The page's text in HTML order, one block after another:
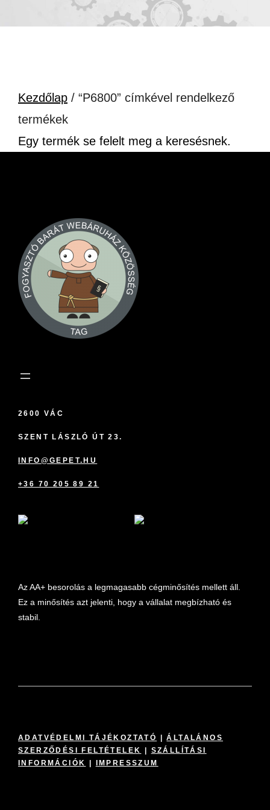
Kezdőlap / “P6800” címkével rendelkező
termékek
Egy termék se felelt meg a keresésnek.
2600 VÁC
SZENT LÁSZLÓ ÚT 23.
INFO@GEPET.HU
+36 70 205 89 21
Az AA+ besorolás a legmagasabb cégminősítés mellett áll.
Ez a minősítés azt jelenti, hogy a vállalat megbízható és
stabil.
ADATVÉDELMI TÁJÉKOZTATÓ |ÁLTALÁNOS
SZERZŐDÉSI FELTÉTELEK
SZÁLLÍTÁSI
INFORMÁCIÓK
IMPRESSZUM